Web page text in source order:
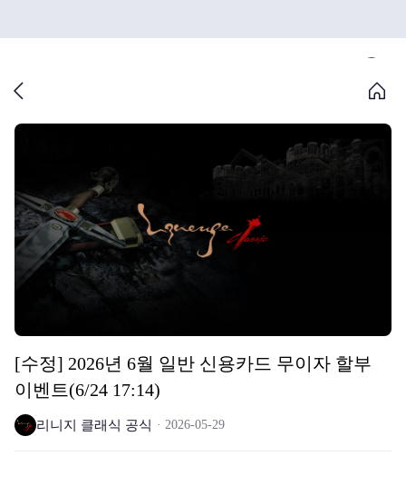
[수정] 2026년 6월 일반 신용카드 무이자 할부
이벤트(6/24 17:14)
리니지 클래식 공식 2026-05-29